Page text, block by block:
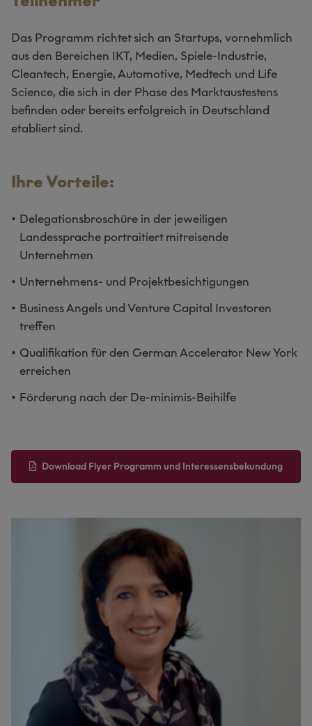
Das Programm richtet sich an Startups, vornehmlich
aus den Bereichen IKT, Medien, Spiele-Industrie,
Cleantech, Energie, Automotive, Medtech und Life
Science, die sich in der Phase des Marktaustestens
befinden oder bereits erfolgreich in Deutschland
etabliert sind.
Ihre Vorteile:
Delegationsbroschüre in der jeweiligen
Landessprache portraitiert mitreisende
Unternehmen
Unternehmens- und Projektbesichtigungen
Business Angels und Venture Capital Investoren
treffen
Qualifikation für den German Accelerator New York
erreichen
Förderung nach der De-minimis-Beihilfe
Download Flyer Programm und Interessensbekundung